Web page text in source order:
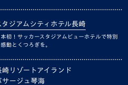
タジアムシティホテル長崎
本初！サッカースタジアムビューホテルで特別
動とくつろぎを。
崎リゾートアイランド
サージュ琴海